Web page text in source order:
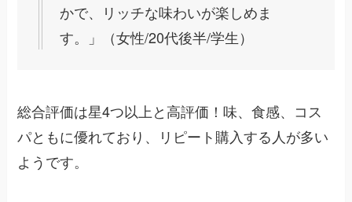
かで、リッチな味わいが楽しめま
す。」（女性/20代後半/学生）
総合評価は星4つ以上と高評価！味、食感、コス
パともに優れており、リピート購入する人が多い
ようです。